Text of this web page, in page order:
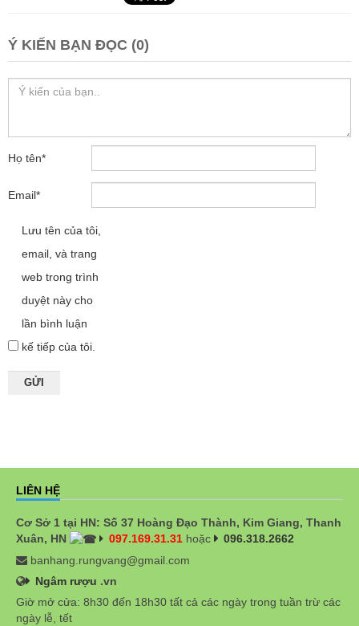
Ý KIẾN BẠN ĐỌC (0)
Họ tên*
Email*
Lưu tên của tôi,
email, và trang
web trong trình
duyệt này cho
lần bình luận
kế tiếp của tôi.
LIÊN HỆ
Cơ Sở 1 tại HN: Số 37 Hoàng Đạo Thành, Kim Giang, Thanh
Xuân, HN
097.169.31.31 hoặc
096.318.2662
banhang.rungvang@gmail.com
Ngâm rượu .vn
Giờ mở cửa: 8h30 đến 18h30 tất cả các ngày trong tuần trừ các
ngày lễ, tết